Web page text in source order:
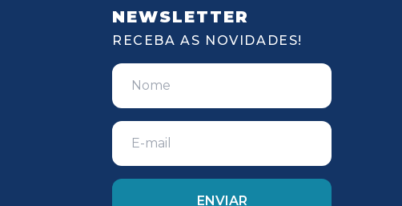
NEWSLETTER
RECEBA AS NOVIDADES!